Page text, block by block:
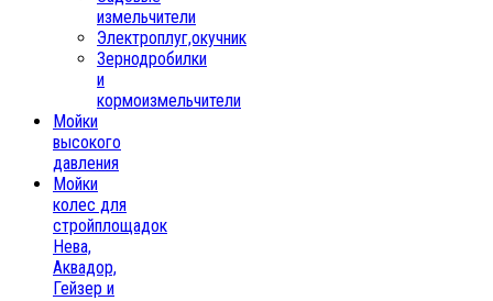
измельчители
Электроплуг,окучник
Зернодробилки
и
кормоизмельчители
Мойки
высокого
давления
Мойки
колес для
стройплощадок
Нева,
Аквадор,
Гейзер и